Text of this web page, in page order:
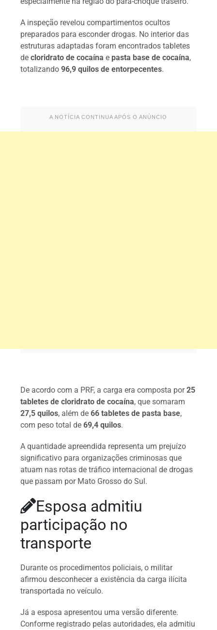
A inspeção revelou compartimentos ocultos
preparados para esconder drogas. No interior das
estruturas adaptadas foram encontrados tabletes
decloridrato de cocaína e pasta base de cocaína,
totalizando96,9 quilos de entorpecentes.
A NOTÍCIA CONTINUA APÓS O ANÚNCIO
De acordo com a PRF, a carga era composta por25
tabletes de cloridrato de cocaína, que somaram
27,5 quilos, além de66 tabletes de pasta base,
com peso total de69,4 quilos.
A quantidade apreendida representa um prejuízo
significativo para organizações criminosas que
atuam nas rotas de tráfico internacional de drogas
que passam por Mato Grosso do Sul.
Esposa admitiu
participação no
transporte
Durante os procedimentos policiais, o militar
afirmou desconhecer a existência da carga ilícita
transportada no veículo.
Já a esposa apresentou uma versão diferente.
Conforme registrado pelas autoridades, ela admitiu